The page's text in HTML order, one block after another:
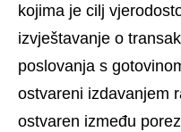
kojima je cilj
izvještavanje o
poslovanja s
ostvareni izdavanjem
ostvaren između